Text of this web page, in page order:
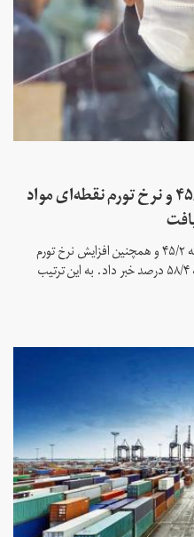
مرکز آمار: نرخ تورم سالانه به ۴۵/۲ و نرخ تورم نقطه‌ای مواد
مرکز آمار ایران از افزایش نرخ تورم سالانه به ۴۵/۲ و همچنین افزایش نرخ تورم
نقطه به نقطه مواد خوراکی در مرداد ماه به ۵۸/۴ درصد خبر داد. به این ترتیب